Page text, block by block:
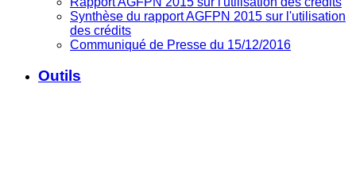
Synthèse du rapport AGFPN 2015 sur l'utilisation
des crédits
Communiqué de Presse du 15/12/2016
Outils